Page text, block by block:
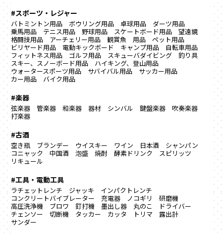
#スポーツ・レジャー
バトミントン用品 ボウリング用品 卓球用品
ダーツ用品
乗馬用品
テニス用品 野球用品 スケートボード用品
望遠鏡
格闘技用品
アーチェリー用品 観賞魚 用品
ペット用品
ビリヤード用品
電動キックボード キャンプ用品
自転車用品
フィットネス用品
ゴルフ用品 スキューバダイビング
釣り具
スキー、スノーボード用品
ハイキング、登山用品
ウォータースポーツ用品
サバイバル用品
サッカー用品
カー用品
バイク用品
#楽器
弦楽器 管楽器 和楽器 器材 シンバル 鍵盤楽器
吹奏楽器
打楽器
#古酒
空き瓶 ブランデー ウイスキー ワイン 日本酒
シャンパン
コニャック
中国酒 泡盛 焼酎 酵素ドリンク
スピリッツ
リキュール
#工具・電動工具
ラチェットレンチ ジャッキ
インパクトレンチ
コンクリートバイブレーター
充電器 ノコギリ
研磨機
高圧洗浄機
ブロワ 釘打機 墨出し器 丸のこ
ドライバー
チェンソー
切断機 タッカー カッタ トリマ
露出計
サンダー